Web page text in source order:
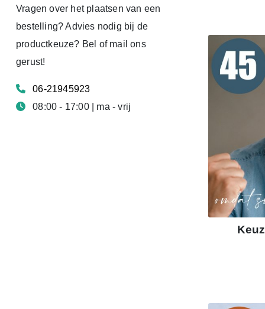
Vragen over het plaatsen van een
bestelling? Advies nodig bij de
productkeuze? Bel of mail ons
gerust!
06-21945923
08:00 - 17:00 | ma - vrij